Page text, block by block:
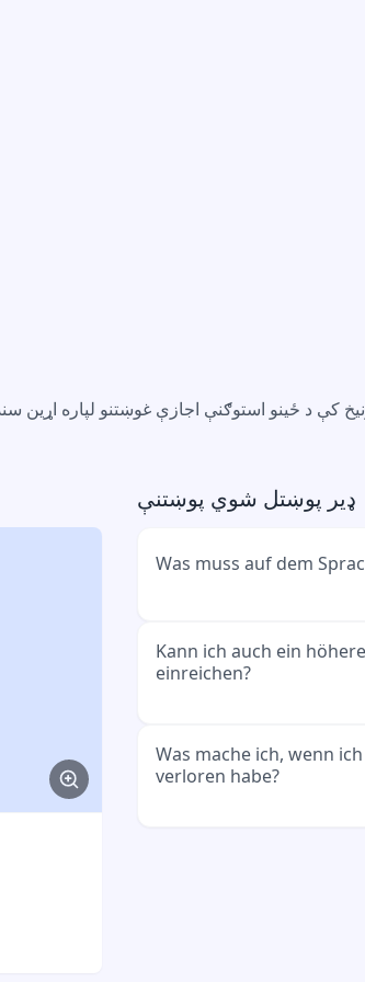
ډیر پوښتل شوي پوښتنې
Was muss auf dem
Wichtig sind dein
B1, das Datum der
Kann ich auch ein
einreichen?
Ja. Wenn ausdrücklich
höheres Niveau wie B2
Was mache ich, wenn
verloren habe?